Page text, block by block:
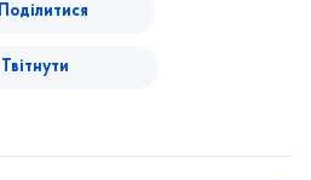
Поділитися
Твітнути